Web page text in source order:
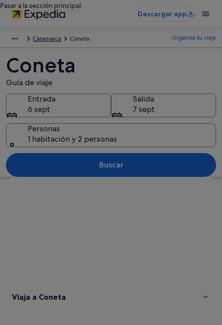
Pasar a la sección principal
Descargar app
Catamarca Coneta Organiza tu viaje
Coneta
Guía de viaje
Entrada
6 sept
Salida
7 sept
Personas
1 habitación y 2 personas
Buscar
Viaja a Coneta